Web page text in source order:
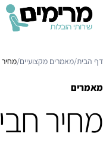
דף הבית/מאמרים מקצועיים/
מאמרים
מחיר